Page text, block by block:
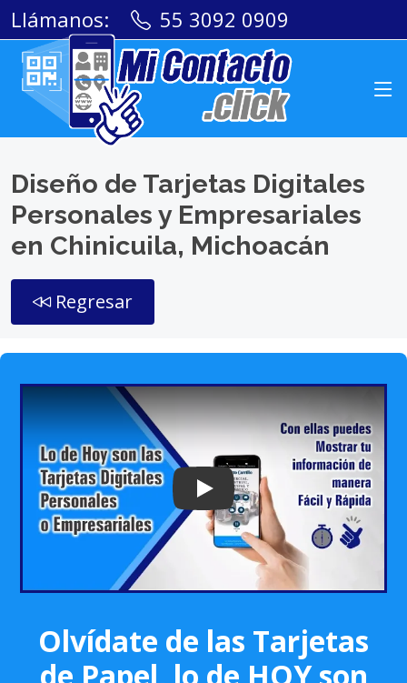
Llámanos: 55 3092 0909
Diseño de Tarjetas Digitales
Personales y Empresariales
en Chinicuila, Michoacán
Regresar
Play: Keynote (Google I/O '18)
Olvídate de las Tarjetas
de Papel, lo de HOY son